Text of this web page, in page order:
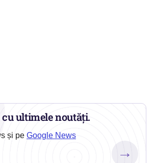
ultimele noutăți.
și pe Google News
→